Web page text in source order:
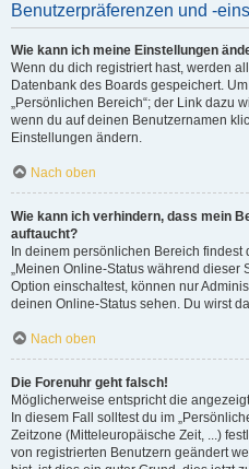
Benutzerpräferenzen und -
Wie kann ich meine Einstellungen
Wenn du dich registriert hast, werden
Datenbank des Boards gespeichert.
„Persönlichen Bereich“; der Link dazu
wenn du auf deinen Benutzernamen
Einstellungen ändern.
Nach oben
Wie kann ich verhindern, dass mein
auftaucht?
In deinem persönlichen Bereich
„Meinen Online-Status während dieser
Option einschaltest, können nur
deinen Online-Status sehen. Du wirst
Nach oben
Die Forenuhr geht falsch!
Möglicherweise entspricht die
In diesem Fall solltest du im
Zeitzone (Mitteleuropäische Zeit, ...)
von registrierten Benutzern geändert